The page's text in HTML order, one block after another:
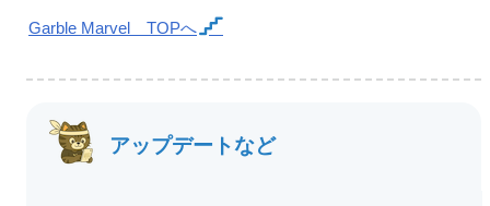
Garble Marvel TOPへ
アップデートなど